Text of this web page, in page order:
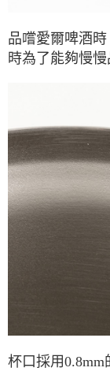
客戶支援中心」
【注意事項】
https://aftee.tw/
３．未成年的使用者
「AFTEE先享後付」
任。
４．使用「AFTEE先
時審查核予不同之上
請求用戶進行身份認
５．嚴禁一人註冊多
恩沛科技股份有限
品嚐愛爾啤酒
時為了能夠慢
杯口採用0.8mm